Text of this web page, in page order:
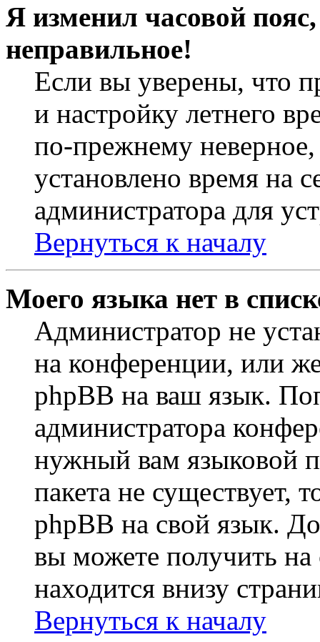
Я изменил часовой
неправильное!
Если вы уверены, что
и настройку летнего
по-прежнему неверное,
установлено время на
администратора для
Вернуться к началу
Моего языка нет в
Администратор не
на конференции, или
phpBB на ваш язык.
администратора
нужный вам языковой
пакета не существует,
phpBB на свой язык.
вы можете получить на
находится внизу
Вернуться к началу